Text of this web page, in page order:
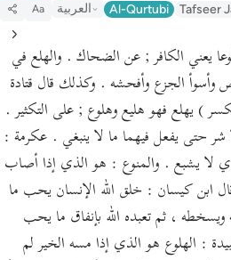
Aa العربية Al-Qurtubi Tafseer
يعني الكافر ; عن الضحاك . والهلع في
أشد الحرص وأسوأ الجزع وأفحشه . وكذلك قال قتادة
) يهلع فهو هليع وهلوع ; على التكثير .
شر حتى يفعل فيهما ما لا ينبغي . عكرمة :
يشبع . والمنوع : هو الذي إذا أصاب
ابن كيسان : خلق الله الإنسان يحب ما
، ثم تعبده الله بإنفاق ما يحب
: الهلوع هو الذي إذا مسه الخير لم